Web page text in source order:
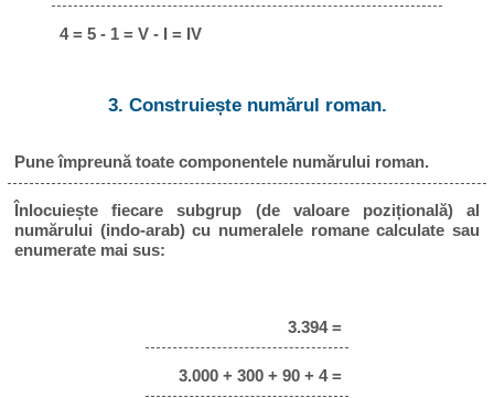
4 = 5 - 1 = V - I = IV
3. Construiește numărul roman.
Pune împreună toate componentele numărului roman.
Înlocuiește fiecare subgrup (de valoare pozițională) al
numărului (indo-arab) cu numeralele romane calculate sau
enumerate mai sus:
3.394 =
3.000 + 300 + 90 + 4 =